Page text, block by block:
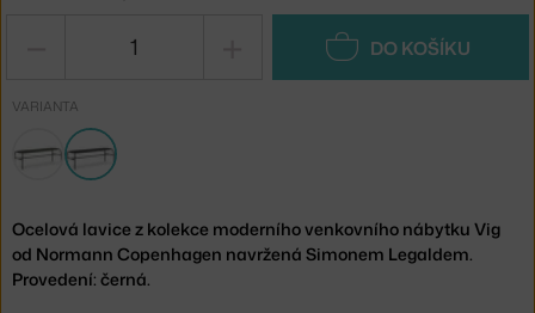
DO KOŠÍKU
VARIANTA
Ocelová lavice z kolekce moderního venkovního nábytku Vig
od Normann Copenhagen navržená Simonem Legaldem.
Provedení: černá.